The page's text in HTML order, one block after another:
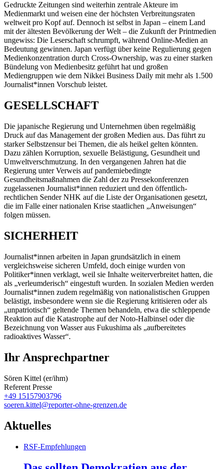
Gedruckte Zeitungen sind weiterhin zentrale Akteure im
Medienmarkt und weisen eine der höchsten Verbreitungsraten
weltweit pro Kopf auf. Dennoch ist selbst in Japan – einem Land
mit der ältesten Bevölkerung der Welt – die Zukunft der Printmedien
ungewiss: Die Leserschaft schrumpft, während Online-Medien an
Bedeutung gewinnen. Japan verfügt über keine Regulierung gegen
Medienkonzentration durch Cross-Ownership, was zu einer starken
Bündelung von Medienbesitz geführt hat und großen
Mediengruppen wie dem Nikkei Business Daily mit mehr als 1.500
Journalist*innen Vorschub leistet.
GESELLSCHAFT
Die japanische Regierung und Unternehmen üben regelmäßig
Druck auf das Management der großen Medien aus. Das führt zu
starker Selbstzensur bei Themen, die als heikel gelten könnten.
Dazu zählen Korruption, sexuelle Belästigung, Gesundheit und
Umweltverschmutzung. In den vergangenen Jahren hat die
Regierung unter Verweis auf pandemiebedingte
Gesundheitsmaßnahmen die Zahl der zu Pressekonferenzen
zugelassenen Journalist*innen reduziert und den öffentlich-
rechtlichen Sender NHK auf die Liste der Organisationen gesetzt,
die im Falle einer nationalen Krise staatlichen „Anweisungen“
folgen müssen.
SICHERHEIT
Journalist*innen arbeiten in Japan grundsätzlich in einem
vergleichsweise sicheren Umfeld, doch einige wurden von
Politiker*innen verklagt, weil sie Inhalte weiterverbreitet hatten, die
als „verleumderisch“ eingestuft wurden. In sozialen Medien werden
Journalist*innen zudem regelmäßig von nationalistischen Gruppen
belästigt, insbesondere wenn sie die Regierung kritisieren oder als
„unpatriotisch“ geltende Themen behandeln, etwa die schleppende
Reaktion auf die Katastrophe auf der Noto-Halbinsel oder die
Bezeichnung von Wasser aus Fukushima als „aufbereitetes
radioaktives Wasser“.
Ihr Ansprechpartner
Sören Kittel (er/ihm)
Referent Presse
+49 15157903796
soeren.kittel@reporter-ohne-grenzen.de
Aktuelles
RSF-Empfehlungen